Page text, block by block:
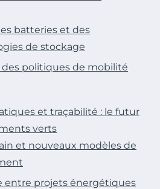
batteries et des
de stockage
politiques de mobilité
et traçabilité : le futur
verts
et nouveaux modèles de
entre projets énergétiques